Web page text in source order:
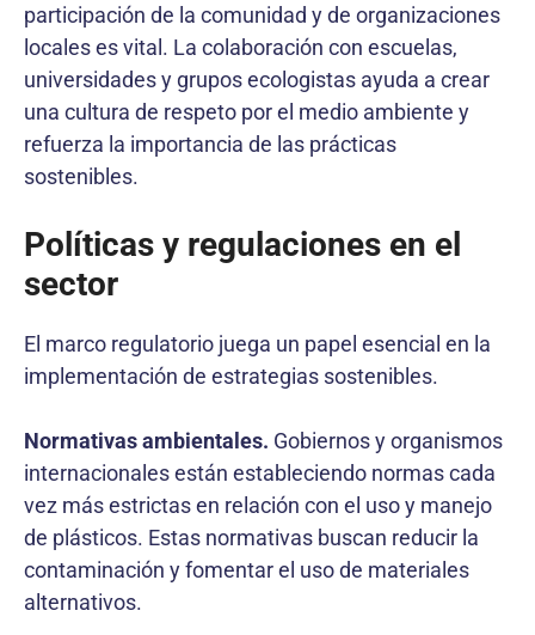
participación de la comunidad y de organizaciones
locales es vital. La colaboración con escuelas,
universidades y grupos ecologistas ayuda a crear
una cultura de respeto por el medio ambiente y
refuerza la importancia de las prácticas
sostenibles.
Políticas y regulaciones en el
sector
El marco regulatorio juega un papel esencial en la
implementación de estrategias sostenibles.
Normativas ambientales. Gobiernos y organismos
internacionales están estableciendo normas cada
vez más estrictas en relación con el uso y manejo
de plásticos. Estas normativas buscan reducir la
contaminación y fomentar el uso de materiales
alternativos.